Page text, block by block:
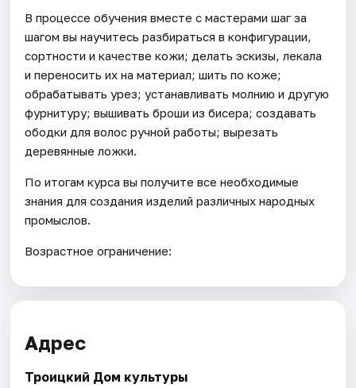
В процессе обучения вместе с мастерами шаг за
шагом вы научитесь разбираться в конфигурации,
сортности и качестве кожи; делать эскизы, лекала
и переносить их на материал; шить по коже;
обрабатывать урез; устанавливать молнию и другую
фурнитуру; вышивать броши из бисера; создавать
ободки для волос ручной работы; вырезать
деревянные ложки.
По итогам курса вы получите все необходимые
знания для создания изделий различных народных
промыслов.
Возрастное ограничение:
Адрес
Троицкий Дом культуры